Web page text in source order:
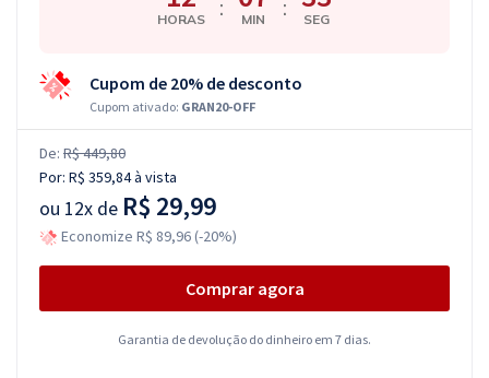
HORAS : MIN : SEG
Cupom de 20% de desconto
Cupom ativado: GRAN20-OFF
De: R$ 449,80
Por: R$ 359,84à vista
ou 12x de R$ 29,99
Economize R$ 89,96 (-20%)
Comprar agora
Garantia de devolução do dinheiro em 7 dias.